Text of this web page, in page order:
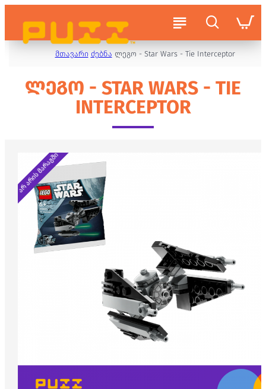
მთავარი ძებნა ლეგო - Star Wars - Tie Interceptor
ᲚᲔᲒᲝ - STAR WARS - TIE
INTERCEPTOR
არ არის მარაგში